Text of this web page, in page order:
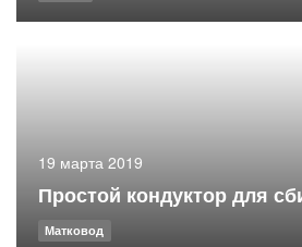
19 марта 2019
Простой кондуктор для
Матковод